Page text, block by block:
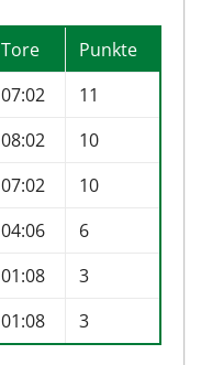
Tore
Punkte
07:02
11
08:02
10
07:02
10
04:06
6
01:08
3
01:08 3